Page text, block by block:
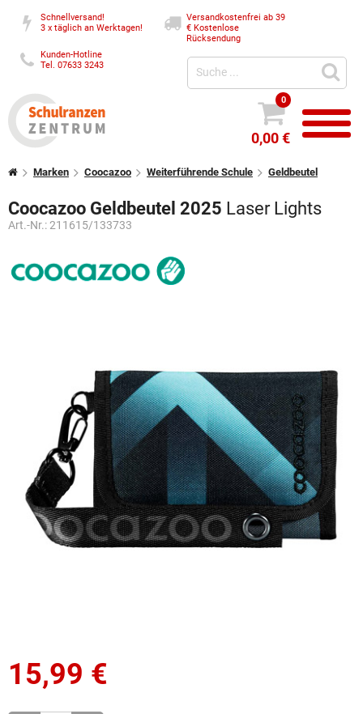
Schnellversand!
3 x täglich an Werktagen!
Versandkostenfrei ab 39
€Kostenlose
Rücksendung
Kunden-Hotline
Tel. 07633 3243
0
0,00 €
Marken Coocazoo Weiterführende Schule Geldbeutel
Coocazoo Geldbeutel 2025 Laser Lights
Art.-Nr.:211615/133733
15,99 €